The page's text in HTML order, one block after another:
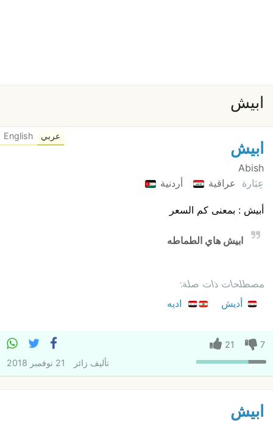
ابيش
ابيش
Abish
عِبَارة
عراقية أردنية
أبيش : بمعنى كم السعر
ابيش هاي الطماطه
عربي English
مصطلحات ذات صلة:
أديش
اديه
7
21
تأليف زائر 21 نوفمبر 2018
ابيش